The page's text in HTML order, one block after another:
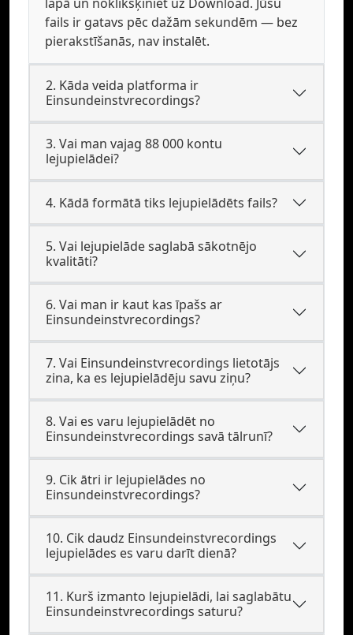
fails ir gatavs pēc dažām sekundēm — bez
pierakstīšanās, nav instalēt.
2. Kāda veida platforma ir
Einsundeinstvrecordings?
3. Vai man vajag 88 000 kontu
lejupielādei?
4. Kādā formātā tiks lejupielādēts fails?
5. Vai lejupielāde saglabā sākotnējo
kvalitāti?
6. Vai man ir kaut kas īpašs ar
Einsundeinstvrecordings?
7. Vai Einsundeinstvrecordings lietotājs
zina, ka es lejupielādēju savu ziņu?
8. Vai es varu lejupielādēt no
Einsundeinstvrecordings savā tālrunī?
9. Cik ātri ir lejupielādes no
Einsundeinstvrecordings?
10. Cik daudz Einsundeinstvrecordings
lejupielādes es varu darīt dienā?
11. Kurš izmanto lejupielādi, lai saglabātu
Einsundeinstvrecordings saturu?